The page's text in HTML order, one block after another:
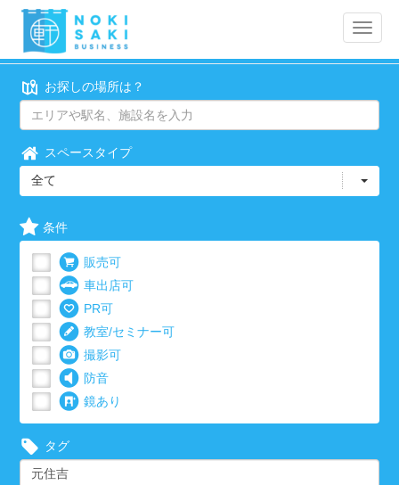
Toggle
お探しの場所は？
スペースタイプ
全て
条件
販売可
車出店可
PR可
教室/セミナー可
撮影可
防音
鏡あり
タグ